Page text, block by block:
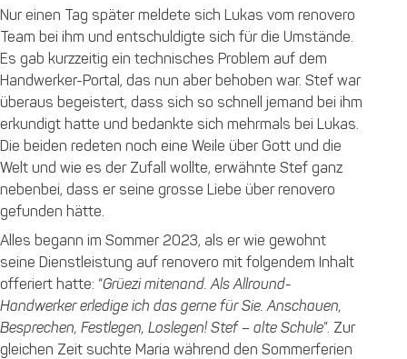
Nur einen Tag später meldete sich Lukas vom renovero
Team bei ihm und entschuldigte sich für die Umstände.
Es gab kurzzeitig ein technisches Problem auf dem
Handwerker-Portal, das nun aber behoben war. Stef war
überaus begeistert, dass sich so schnell jemand bei ihm
erkundigt hatte und bedankte sich mehrmals bei Lukas.
Die beiden redeten noch eine Weile über Gott und die
Welt und wie es der Zufall wollte, erwähnte Stef ganz
nebenbei, dass er seine grosse Liebe über renovero
gefunden hätte.
Alles begann im Sommer 2023, als er wie gewohnt
seine Dienstleistung auf renovero mit folgendem Inhalt
offeriert hatte: “Grüezi mitenand. Als Allround-
Handwerker erledige ich das gerne für Sie. Anschauen,
Besprechen, Festlegen, Loslegen! Stef – alte Schule”. Zur
gleichen Zeit suchte Maria während den Sommerferien